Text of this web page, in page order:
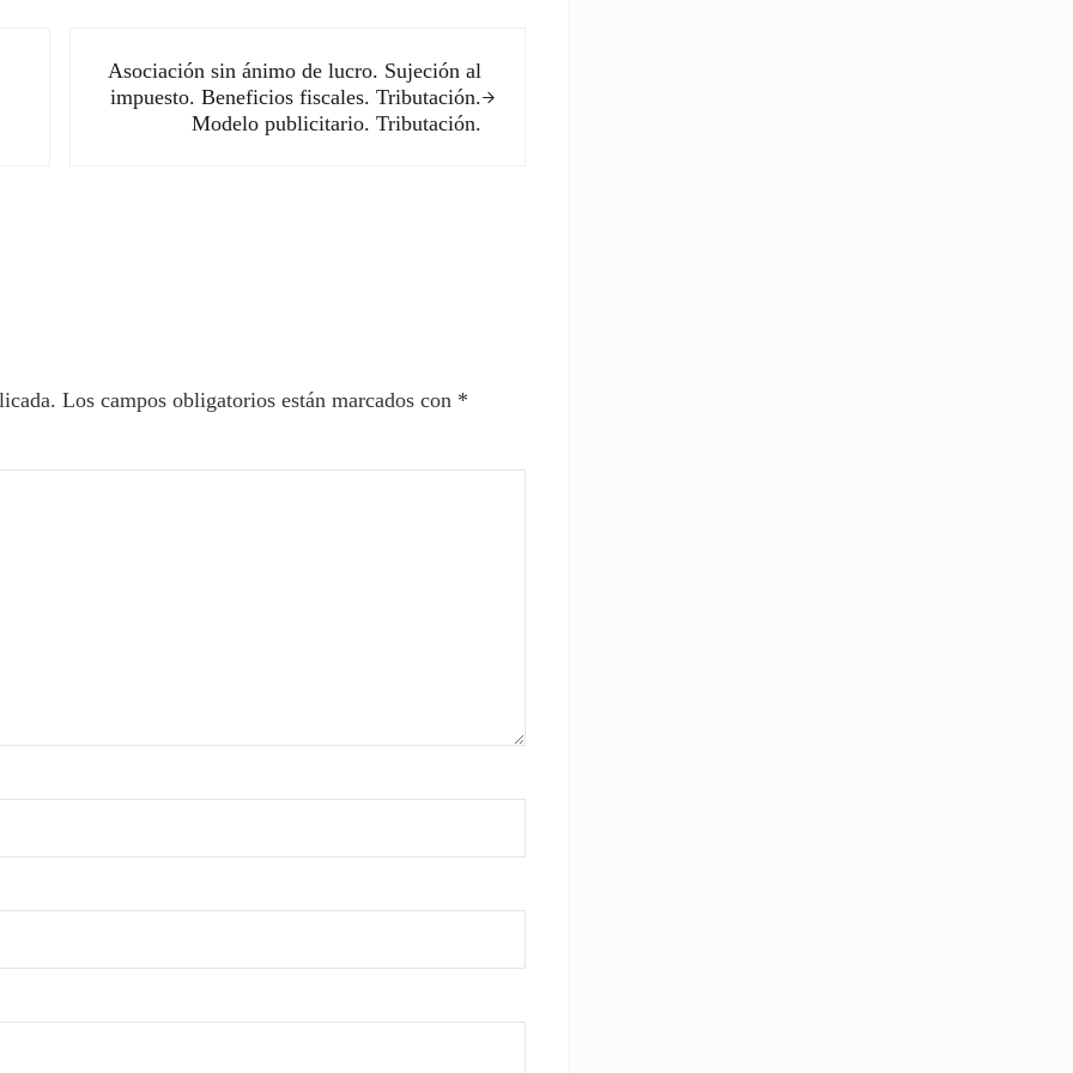
Asociación sin ánimo de lucro. Sujeción al
impuesto. Beneficios fiscales. Tributación.
Modelo publicitario. Tributación.
Los campos obligatorios están marcados con *